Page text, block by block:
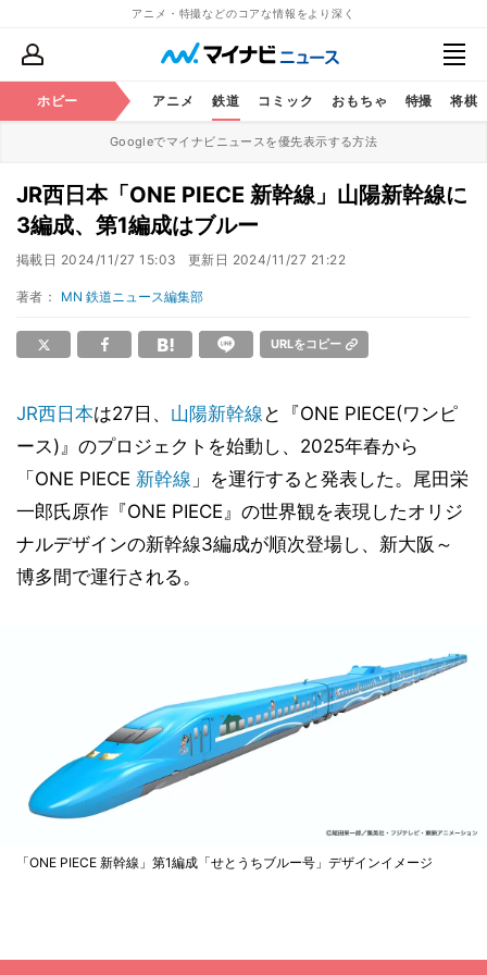
アニメ・特撮などのコアな情報をより深く
ホビー アニメ 鉄道 コミック おもちゃ 特撮 将棋
Googleでマイナビニュースを優先表示する方法
JR西日本「ONE PIECE 新幹線」山陽新幹線に
3編成、第1編成はブルー
掲載日 2024/11/27 15:03 更新日 2024/11/27 21:22
著者： MN 鉄道ニュース編集部
URLをコピー
JR西日本は27日、 山陽新幹線 と『ONE PIECE(ワンピ
ース)』のプロジェクトを始動し、2025年春から
「ONE PIECE 新幹線 」を運行すると発表した。尾田栄
一郎氏原作『ONE PIECE』の世界観を表現したオリジ
ナルデザインの新幹線3編成が順次登場し、新大阪～
博多間で運行される。
「ONE PIECE 新幹線」第1編成「せとうちブルー号」デザインイメージ